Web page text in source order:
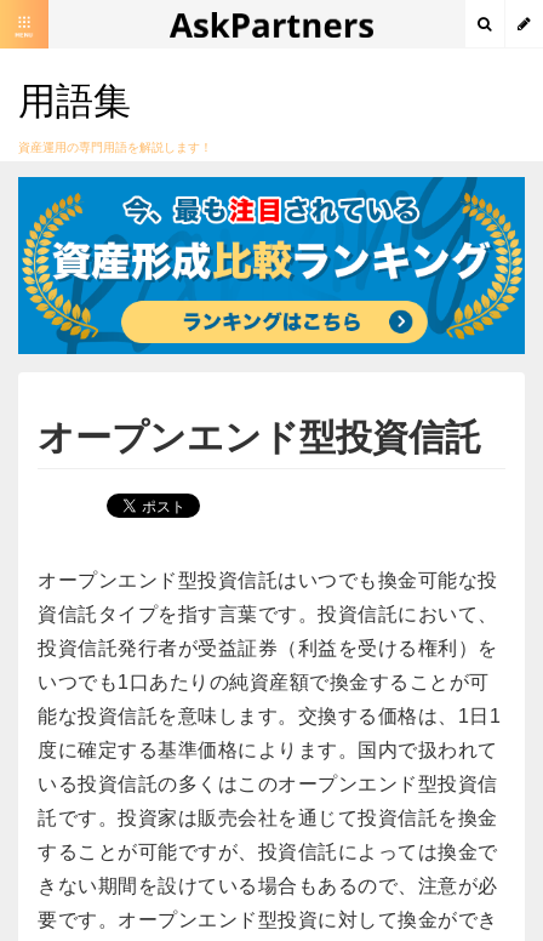
用語集
資産運用の専門用語を解説します！
オープンエンド型投資信託
オープンエンド型投資信託はいつでも換金可能な投
資信託タイプを指す言葉です。投資信託において、
投資信託発行者が受益証券（利益を受ける権利）を
いつでも1口あたりの純資産額で換金することが可
能な投資信託を意味します。交換する価格は、1日1
度に確定する基準価格によります。国内で扱われて
いる投資信託の多くはこのオープンエンド型投資信
託です。投資家は販売会社を通じて投資信託を換金
することが可能ですが、投資信託によっては換金で
きない期間を設けている場合もあるので、注意が必
要です。オープンエンド型投資に対して換金ができ